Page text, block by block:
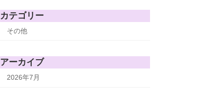
カテゴリー
その他
アーカイブ
2026年7月